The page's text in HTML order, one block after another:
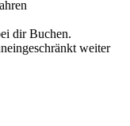
dir Buchen.
weiter